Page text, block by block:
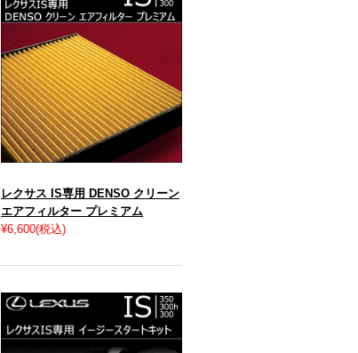
レクサス IS専用 DENSO クリーン
エアフィルター プレミアム
¥6,600(税込)